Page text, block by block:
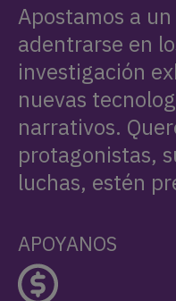
Apostamos a
adentrarse en
investigación
nuevas
narrativos.
protagonistas,
luchas, estén
APOYANOS